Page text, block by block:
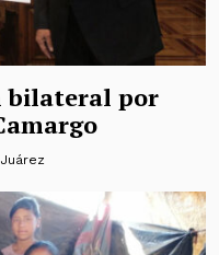
bilateral por